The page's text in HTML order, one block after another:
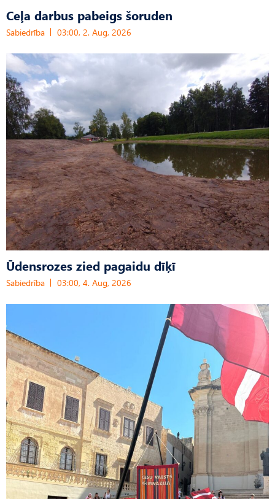
Ceļa darbus pabeigs šoruden
Sabiedrība 03:00, 2. Aug, 2026
Ūdensrozes zied pagaidu dīķī
Sabiedrība 03:00, 4. Aug, 2026